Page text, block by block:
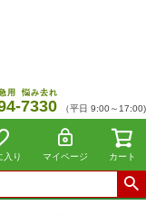
用
-7330
悩み去れ
（平日 9:00～17:00)
入り マイページ カート